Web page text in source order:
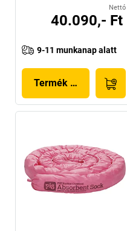
Nettó
40.090,- Ft
9-11 munkanap alatt
Termék megjelenítése